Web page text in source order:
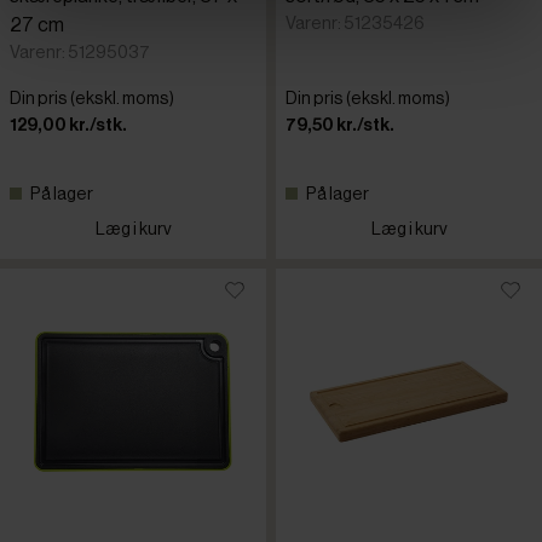
27 cm
Varenr: 51295037
Din pris (ekskl. moms)
129,00 kr./stk.
På lager
Læg i kurv
Varenr: 51235426
Din pris (ekskl. moms)
79,50 kr./stk.
På lager
Læg i kurv